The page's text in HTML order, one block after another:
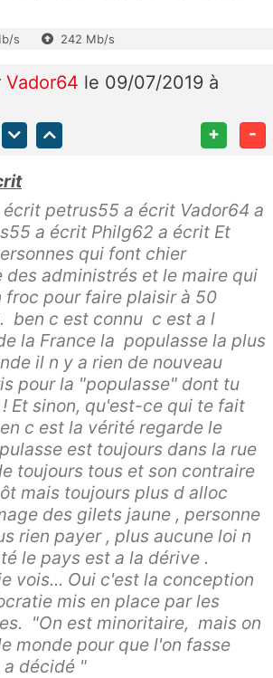
s 242 Mb/s
Vador64 le 09/07/2019 à
+ -
écrit petrus55 a écrit Vador64 a
a écrit Philg62 a écrit Et
qui font chier
des administrés et le maire qui
froc pour faire plaisir à 50
ben c est connu c est a l
la France la populasse la plus
il n y a rien de nouveau
pour la "populasse" dont tu
Et sinon, qu'est-ce qui te fait
c est la vérité regarde le
est toujours dans la rue
toujours tous et son contraire
mais toujours plus d alloc
des gilets jaune , personne
rien payer , plus aucune loi n
le pays est a la dérive .
vois... Oui c'est la conception
mis en place par les
"On est minoritaire, mais on
monde pour que l'on fasse
a décidé "